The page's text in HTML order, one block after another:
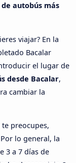
autobús más
viajar? En la
Bacalar
el lugar de
desde Bacalar,
cambiar la
preocupes,
lo general, la
3 a 7 días de